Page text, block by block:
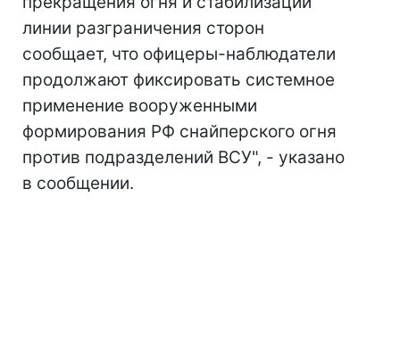
линии разграничения сторон
сообщает, что офицеры-наблюдатели
продолжают фиксировать системное
применение вооруженными
формирования РФ снайперского огня
против подразделений ВСУ", - указано
в сообщении.